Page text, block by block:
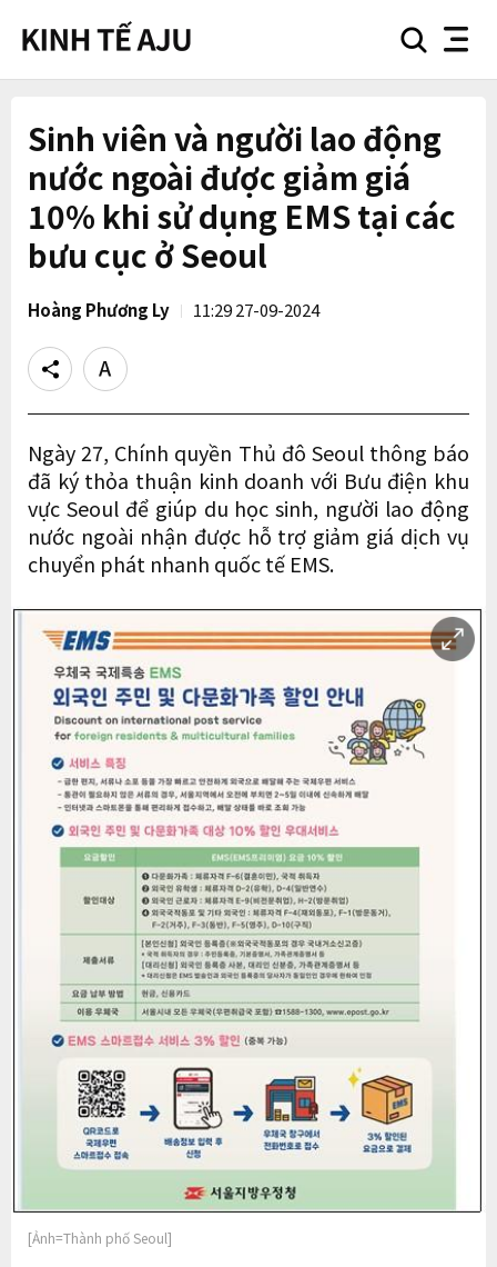
searchnav
Sinh viên và người lao động
nước ngoài được giảm giá
10% khi sử dụng EMS tại các
bưu cục ở Seoul
Hoàng Phương Ly 11:29 27-09-2024
Share
Text
size
Ngày 27, Chính quyền Thủ đô Seoul thông báo
đã ký thỏa thuận kinh doanh với Bưu điện khu
vực Seoul để giúp du học sinh, người lao động
nước ngoài nhận được hỗ trợ giảm giá dịch vụ
chuyển phát nhanh quốc tế EMS.
[Ảnh=Thành phố Seoul]